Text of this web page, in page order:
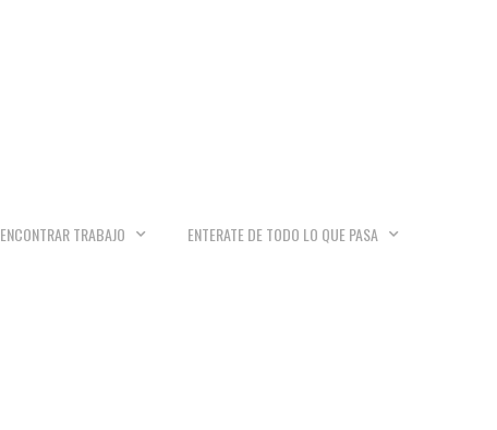
ENCONTRAR TRABAJO ENTERATE DE TODO LO QUE PASA